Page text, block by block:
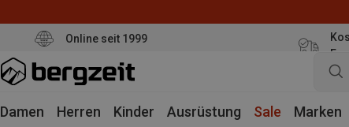
Online seit 1999
Euro
Damen Herren Kinder Ausrüstung Sale Marken